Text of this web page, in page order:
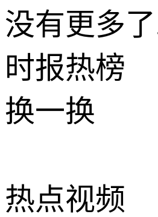
没有更多
时报热榜
换一换
热点视频